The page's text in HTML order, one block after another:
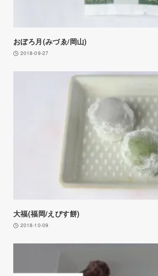
おぼろ月(みづゑ/岡山)
2018-09-27
大福(福岡/えびす餅)
2018-10-09